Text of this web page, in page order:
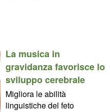
La musica in
gravidanza favorisce lo
sviluppo cerebrale
Migliora le abilità
linguistiche del feto